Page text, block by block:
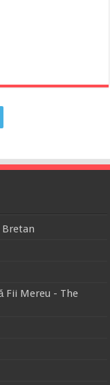
Bretan
Fii Mereu - The